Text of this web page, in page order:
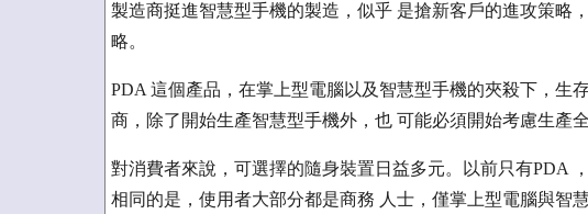
製造商挺進智慧型手機的製造，似乎 是搶新客戶的進攻策略
略。
PDA 這個產品，在掌上型電腦以及智慧型手機的夾殺下，生
商，除了開始生產智慧型手機外，也 可能必須開始考慮生產
對消費者來說，可選擇的隨身裝置日益多元。以前只有PDA
相同的是，使用者大部分都是商務 人士，僅掌上型電腦與智